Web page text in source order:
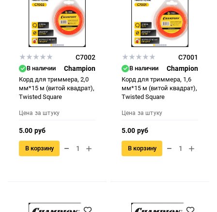
C7002
В наличии Champion
Корд для триммера, 2,0
мм*15 м (витой квадрат),
Twisted Square
Цена за штуку
5.00 руб
В корзину
C7001
В наличии Champion
Корд для триммера, 1,6
мм*15 м (витой квадрат),
Twisted Square
Цена за штуку
5.00 руб
В корзину